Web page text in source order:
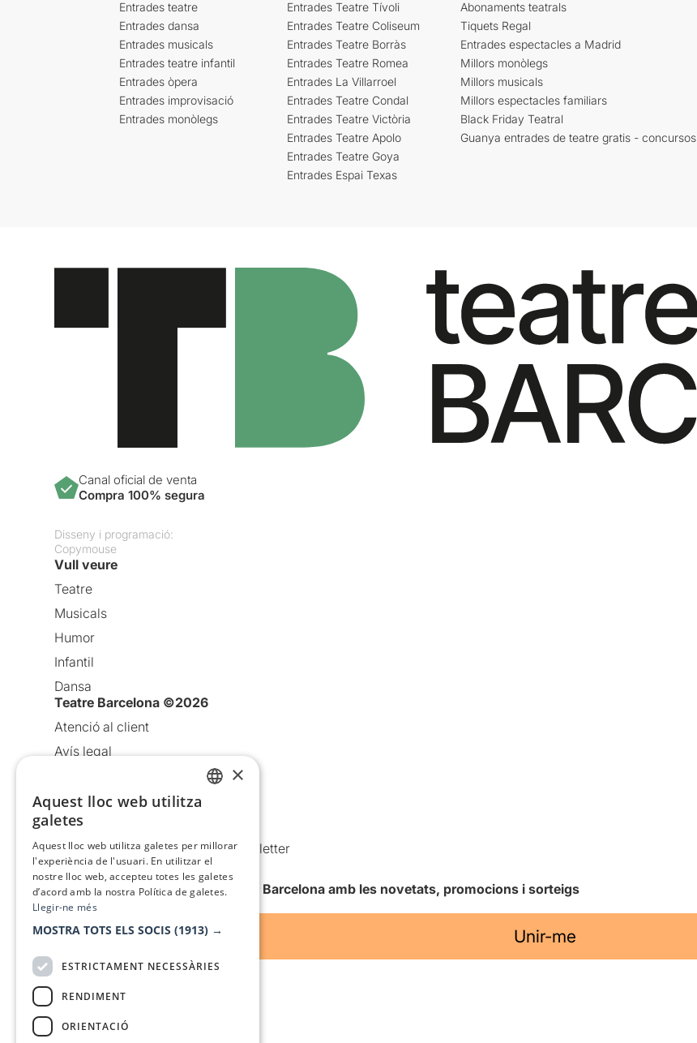
Entrades teatre
Entrades dansa
Entrades musicals
Entrades teatre infantil
Entrades òpera
Entrades improvisació
Entrades monòlegs
Entrades Teatre Tívoli
Entrades Teatre Coliseum
Entrades Teatre Borràs
Entrades Teatre Romea
Entrades La Villarroel
Entrades Teatre Condal
Entrades Teatre Victòria
Entrades Teatre Apolo
Entrades Teatre Goya
Entrades Espai Texas
Abonaments teatrals
Tiquets Regal
Entrades espectacles a Madrid
Millors monòlegs
Millors musicals
Millors espectacles familiars
Black Friday Teatral
Guanya entrades de teatre gratis - concursos
Canal oficial de venta
Compra 100% segura
Disseny i programació:
Copymouse
Vull veure
Teatre
Musicals
Humor
Infantil
Dansa
Teatre Barcelona ©2026
Atenció al client
Avís legal
Política de cookies
Condicions d’ús
Comunicacions comercials i Newsletter
Anuncia’t
Vull rebre la newsletter de Teatre Barcelona amb les novetats, promocions i sorteigs
Unir-me
Amb el suport de
×
Aquest lloc web utilitza
galetes
Aquest lloc web utilitza galetes per millorar
l'experiència de l'usuari. En utilitzar el
nostre lloc web, accepteu totes les galetes
d’acord amb la nostra Política de galetes.
Llegir-ne més
MOSTRA TOTS ELS SOCIS (1913) →
ESTRICTAMENT NECESSÀRIES
RENDIMENT
ORIENTACIÓ